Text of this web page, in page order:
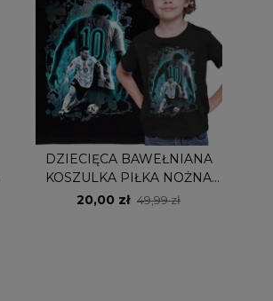
DZIECIĘCA BAWEŁNIANA
KOSZULKA PIŁKA NOŻNA
LIONEL MESSI ARGENTYNA
20,00 zł 49,99 zł